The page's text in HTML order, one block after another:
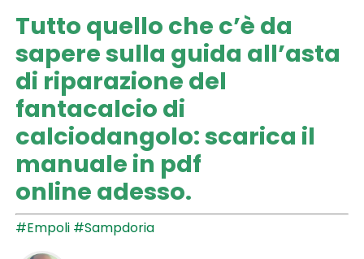
Tutto quello che c’è da
sapere sulla guida all’asta
di riparazione del
fantacalcio di
calciodangolo:scarica il
manuale in pdf
online adesso.
#Empoli #Sampdoria